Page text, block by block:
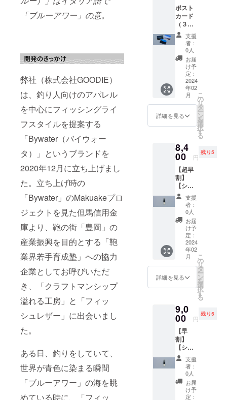
「ブルーアワー」の意。
弊社（株式会社GOODIE）
は、釣り人向けのアパレル
を中心にフィッシングライ
フスタイルを提案する
「Bywater（バイウォー
タ）」というブランドを
2020年12月に立ち上げまし
た。立ち上げ時の
「Bywater」のMakuakeプロ
ジェクトを見た但馬信用金
庫より、鞄の街「豊岡」の
産業振興を目的とする「鞄
業界若手育成塾」への協力
企業としてお呼びいただ
き、「クラフトマンシップ
溢れる工房」と「フィッ
シュレザー」に出会いまし
た。
ある日、釣りをしていて、
世界が青色に染まる瞬間
「ブルーアワー」の海を眺
めている時に、「フィッ
「Bywater」
を立ち上げ
「釣り特化
型パンツ」
が話題とな
り、鞄の街
「豊岡」の
産業振興を
目的とする
「鞄業界若
手育成塾」
こで「革工
房」と
「フィッ
シュレ
ザー」に出
会い、釣り
の最中に
「L'ora blu」
の商品コン
セプトを思
いつき商品
う。2023年
A'Design
Award」受賞
ポスト
カード
（３枚
セッ
ト）
「第三
回日経
ナショ
ナルジ
オグラ
フィッ
ク写真
賞グラ
ンプ
リ」な
ど、輝
経歴を
持つ
「世界
を旅す
る写真
家」竹
沢うる
ま氏撮
影によ
る
「L'ora
blu」
「Lora
magica
」「Il
notturn
o」のそ
対にな
る風景
写真を
ポスト
カード
にしま
した。
部屋に
飾るな
ど、純
粋に写
真を楽
支援
者：
0人
お届
け予
定：
2024
年02
月
詳細を見る
こ
の
リ
タ
ー
ン
を
選
択
す
る
8,4
00 円
残り5
【超早
割】
【シュ
ーホー
ン×1
個】
【5個限
定】 一
般販売
予定価
格：
12,000
円（税
込）
→30%
OFF：
▼内容
「Parte
nza
#01（M
adai）
シュー
ホー
ン」：1
細
「Parte
nza（パ
支援
者：
0人
お届
け予
定：
2024
年02
月
詳細を見る
こ
の
リ
タ
ー
ン
を
選
択
す
る
9,0
00 円
残り5
【早
割】
【シュ
ーホー
ン×1
個】
【5個限
定】 一
般販売
支援
者：
0人
お届
け予
定：